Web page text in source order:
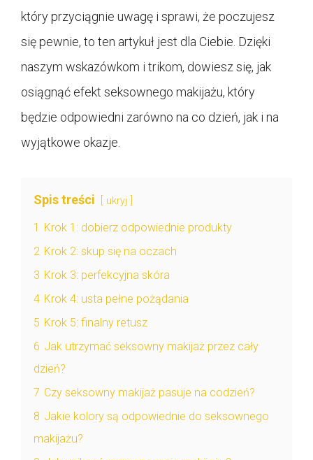
który przyciągnie uwagę i sprawi, że poczujesz
się pewnie, to ten artykuł jest dla Ciebie. Dzięki
naszym wskazówkom i trikom, dowiesz się, jak
osiągnąć efekt seksownego makijażu, który
będzie odpowiedni zarówno na co dzień, jak i na
wyjątkowe okazje.
Spis treści ukryj
1
Krok 1: dobierz odpowiednie produkty
2 Krok 2: skup się na oczach
3 Krok 3: perfekcyjna skóra
4 Krok 4: usta pełne pożądania
5 Krok 5: finalny retusz
6 Jak utrzymać seksowny makijaż przez cały
dzień?
7 Czy seksowny makijaż pasuje na codzień?
8 Jakie kolory są odpowiednie do seksownego
makijażu?